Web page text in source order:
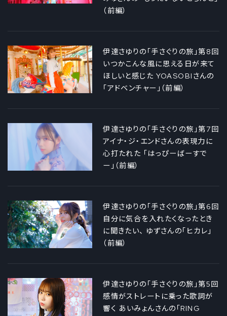
（前編）
伊達さゆりの「手さぐりの旅」第8回
いつかこんな風に思える日が来て
ほしいと感じた YOASOBIさんの
「アドベンチャー」（前編）
伊達さゆりの「手さぐりの旅」第7回
アイナ・ジ・エンドさんの表現力に
心打たれた 「はっぴーばーすで
ー」（前編）
伊達さゆりの「手さぐりの旅」第6回
自分に気合を入れたくなったとき
に聞きたい、 ゆずさんの「ヒカレ」
（前編）
伊達さゆりの「手さぐりの旅」第5回
感情がストレートに乗った歌詞が
響く あいみょんさんの「RING